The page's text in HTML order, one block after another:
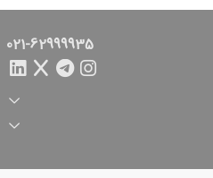
021-62999935